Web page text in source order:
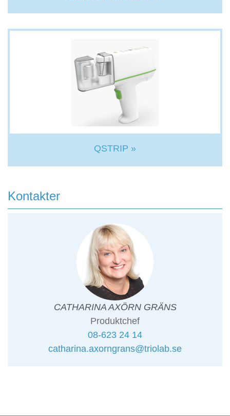
QSTRIP »
Kontakter
CATHARINA AXÖRN GRÄNS
Produktchef
08-623 24 14
catharina.axorngrans@triolab.se